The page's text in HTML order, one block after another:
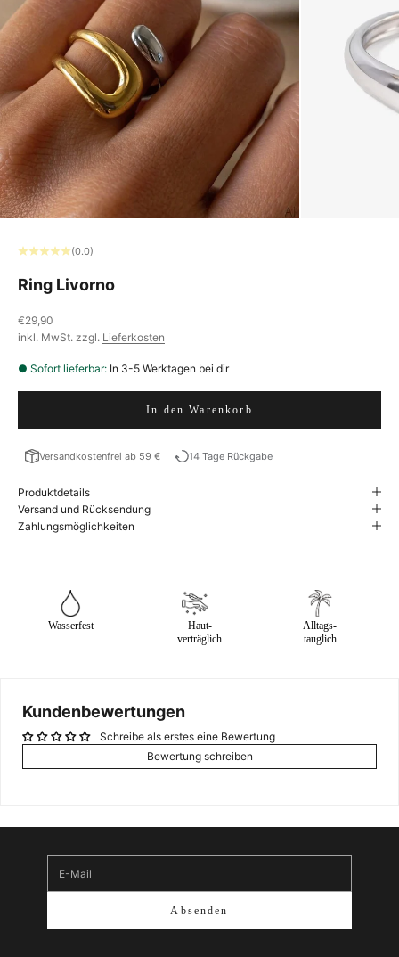
(0.0)
Ring Livorno
Angebot
€29,90
inkl. MwSt. zzgl. Lieferkosten
● Sofort lieferbar: In 3-5 Werktagen bei dir
In den Warenkorb
Versandkostenfrei ab 59 € 14 Tage Rückgabe
Produktdetails
Versand und Rücksendung
Zahlungsmöglichkeiten
Wasserfest
Haut-
verträglich
Alltags-
tauglich
Kundenbewertungen
Schreibe als erstes eine Bewertung
Bewertung schreiben
NEWSLETTER ABONNIEREN UND 5€
SPAREN.
Absenden